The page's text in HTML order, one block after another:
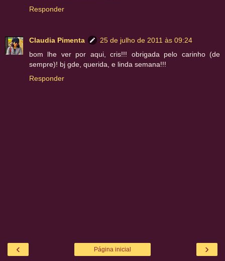
Responder
Claudia Pimenta
25 de julho de 2011 às 09:24
bom lhe ver por aqui, cris!!! obrigada pelo carinho (de
sempre)! bj gde, querida, e linda semana!!!
Responder
‹ ›
Página inicial